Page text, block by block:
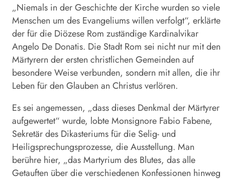
„Niemals in der Geschichte der Kirche wurden so viele
Menschen um des Evangeliums willen verfolgt“, erklärte
der für die Diözese Rom zuständige Kardinalvikar
Angelo De Donatis. Die Stadt Rom sei nicht nur mit den
Märtyrern der ersten christlichen Gemeinden auf
besondere Weise verbunden, sondern mit allen, die ihr
Leben für den Glauben an Christus verlören.
Es sei angemessen, „dass dieses Denkmal der Märtyrer
aufgewertet“ wurde, lobte Monsignore Fabio Fabene,
Sekretär des Dikasteriums für die Selig- und
Heiligsprechungsprozesse, die Ausstellung. Man
berühre hier, „das Martyrium des Blutes, das alle
Getauften über die verschiedenen Konfessionen hinweg